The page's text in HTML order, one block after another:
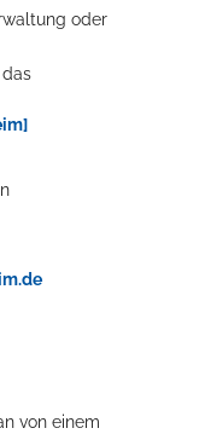
Meer im
auf der
oder
von einem